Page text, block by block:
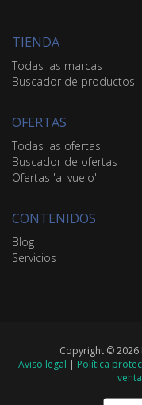
TIENDA
Todas las marcas
Buscador de productos
OFERTAS
Todas las ofertas
Buscador de ofertas
Ofertas 'al vuelo'
CONTENIDOS
Blog
Servicios
Copyright © 2026
Aviso legal | Política
venta